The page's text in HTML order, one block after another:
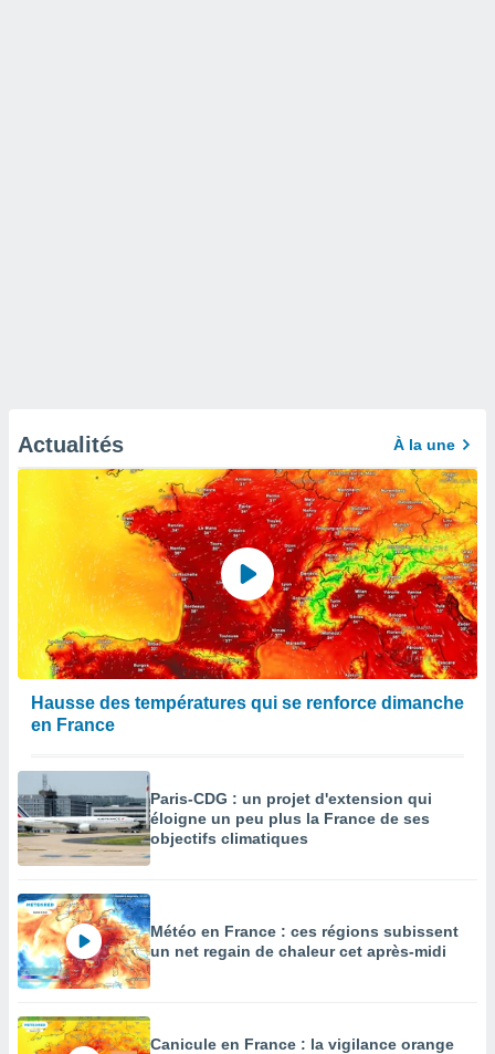
Actualités À la une
Hausse des températures qui se renforce dimanche
en France
Paris-CDG : un projet d'extension qui
éloigne un peu plus la France de ses
objectifs climatiques
Météo en France : ces régions subissent
un net regain de chaleur cet après-midi
Canicule en France : la vigilance orange